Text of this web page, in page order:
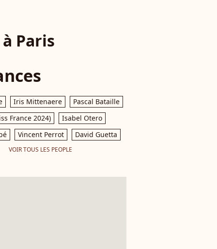
Paris
Iris Mittenaere
Pascal Bataille
France 2024)
Isabel Otero
Vincent Perrot David Guetta
VOIR TOUS LES PEOPLE